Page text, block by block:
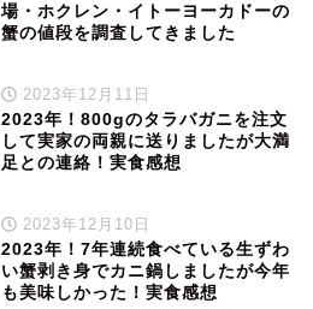
場・ホクレン・イトーヨーカドーの
蟹の値段を調査してきました
2023年12月11日
2023年！800gのタラバガニを注文
して実家の両親に送りましたが大満
足との連絡！実食感想
2023年12月10日
2023年！7年連続食べている生ずわ
い蟹剥き身でカニ鍋しましたが今年
も美味しかった！実食感想